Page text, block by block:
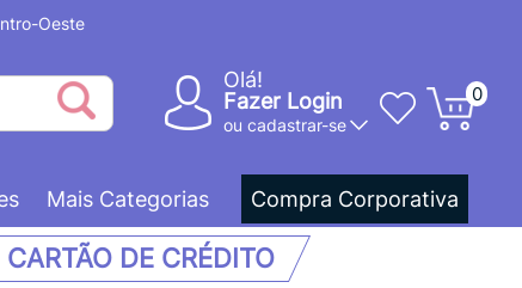
Oeste
Olá!
Fazer Login
ou cadastrar-se
0
Mais Categorias Compra Corporativa
DE CRÉDITO